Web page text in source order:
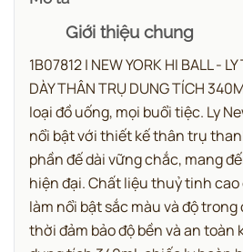
Giới thiệu chung
1B07812 | NEW YORK HI BALL -
DÀY THÂN TRỤ DUNG TÍCH
loại đồ uống, mọi buổi tiệc. Ly
nổi bật với thiết kế thân trụ
phần đế dài vững chắc, mang
hiện đại. Chất liệu thuỷ tinh
làm nổi bật sắc màu và độ
thời đảm bảo độ bền và an toàn